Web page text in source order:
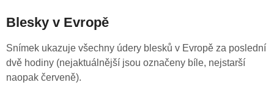
Blesky v Evropě
Snímek ukazuje všechny údery blesků v Evropě za poslední
dvě hodiny (nejaktuálnější jsou označeny bíle, nejstarší
naopak červeně).